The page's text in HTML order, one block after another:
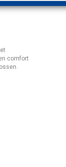
comfort